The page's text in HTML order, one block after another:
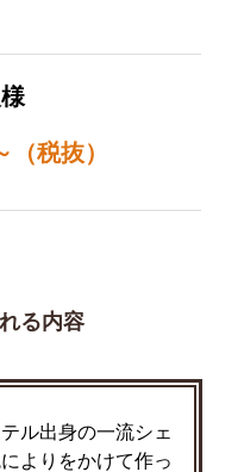
（税抜）
る内容
ル出身の一流シェ
よりをかけて作っ